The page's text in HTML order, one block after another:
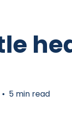
• 5 min read